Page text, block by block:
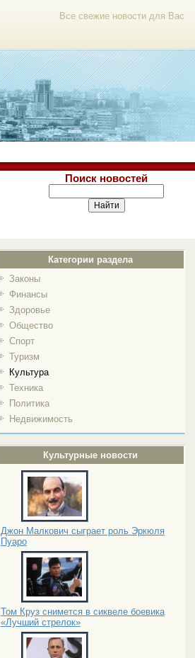
Все свежие новости для Вас
Поиск новостей
Категории раздела
Законы
Финансы
Здоровье
Общество
Спорт
Туризм
Культура
Техника
Политика
Недвижимость
Культурные новости
Джон Малкович сыграет роль Эркюля
Пуаро
Том Круз снимется в сиквеле боевика
«Лучший стрелок»